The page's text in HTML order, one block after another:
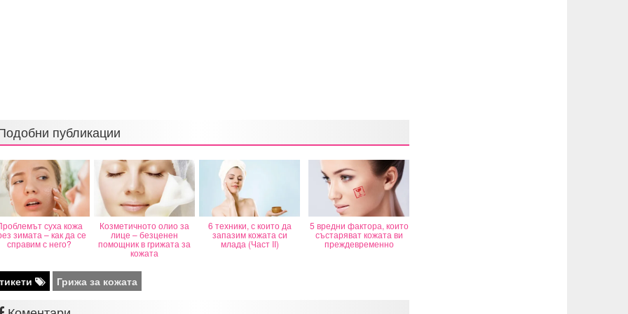
публикации
суха кожа
зимата – как да се
справим с него?
Козметичното олио за
лице – безценен
помощник в грижата за
кожата
6 техники, с които да
запазим кожата си
млада (Част II)
5 вредни фактора, които
състаряват кожата ви
преждевременно
Грижа за кожата